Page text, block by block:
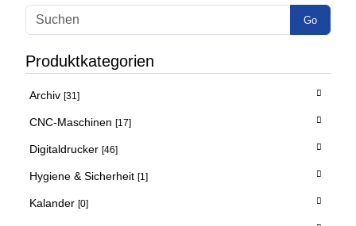
Go
Produktkategorien
Archiv [31]
CNC-Maschinen [17]
Digitaldrucker [46]
Hygiene & Sicherheit [1]
Kalander [0]